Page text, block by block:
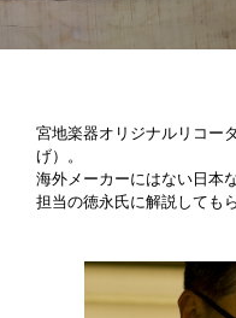
宮地楽器オリジナルリコー
げ）。
海外メーカーにはない日本
担当の徳永氏に解説しても